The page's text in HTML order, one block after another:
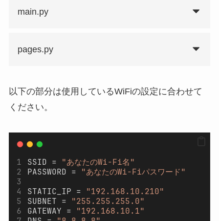
main.py
pages.py
以下の部分は使用しているWiFiの設定に合わせて
ください。
SSID =
"あなたのWi-Fi名"
PASSWORD =
"あなたのWi-Fiパスワード"
STATIC_IP =
"192.168.10.210"
SUBNET =
"255.255.255.0"
GATEWAY =
"192.168.10.1"